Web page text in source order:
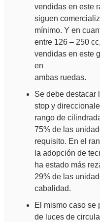
vendidas en este
siguen
mínimo. Y en
entre 126 – 250
vendidas en este
en
ambas ruedas.
Se debe destacar
stop y
rango de
75% de las
requisito. En el
la adopción de
ha estado más
29% de las
cabalidad.
El mismo caso se
de luces de